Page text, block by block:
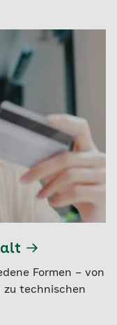
Formen – von
zu technischen